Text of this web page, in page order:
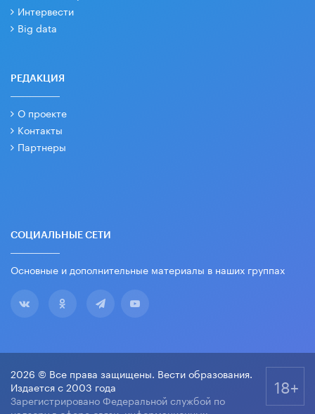
Интервести
Big data
РЕДАКЦИЯ
О проекте
Контакты
Партнеры
СОЦИАЛЬНЫЕ СЕТИ
Основные и дополнительные материалы в наших группах
2026 © Все права защищены. Вести образования.
Издается с 2003 года
Зарегистрировано Федеральной службой по
18+